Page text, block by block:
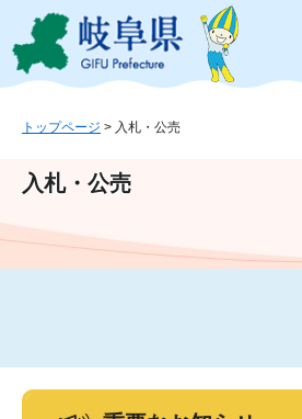
ジ
ュ
文
このページの本文へ
トップページ > 入札・公売
入札・公売